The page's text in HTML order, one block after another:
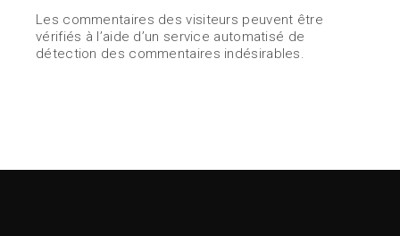
Les commentaires des visiteurs peuvent être
vérifiés à l’aide d’un service automatisé de
détection des commentaires indésirables.